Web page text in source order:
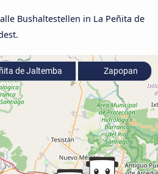
Bushaltestellen in La Peñita de
de Jaltemba Zapopan